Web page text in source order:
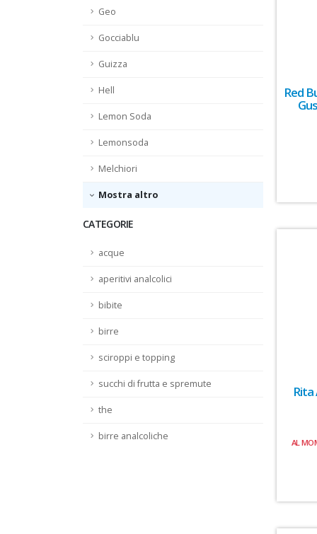
Geo
Gocciablu
Guizza
Hell
Lemon Soda
Lemonsoda
Melchiori
Mostra
CATEGORIE
acque
aperitivi analcolici
bibite
birre
sciroppi e topping
succhi di frutta e spremute
the
birre analcoliche
Red
AL